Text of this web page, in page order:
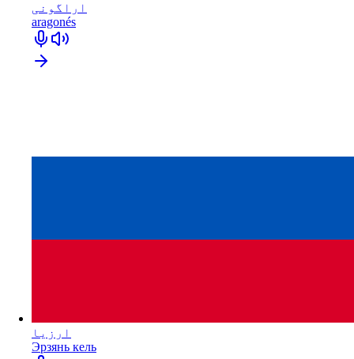
اراگونی
aragonés
ارزیا
Эрзянь кель